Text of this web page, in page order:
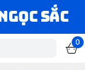
Sắc
0